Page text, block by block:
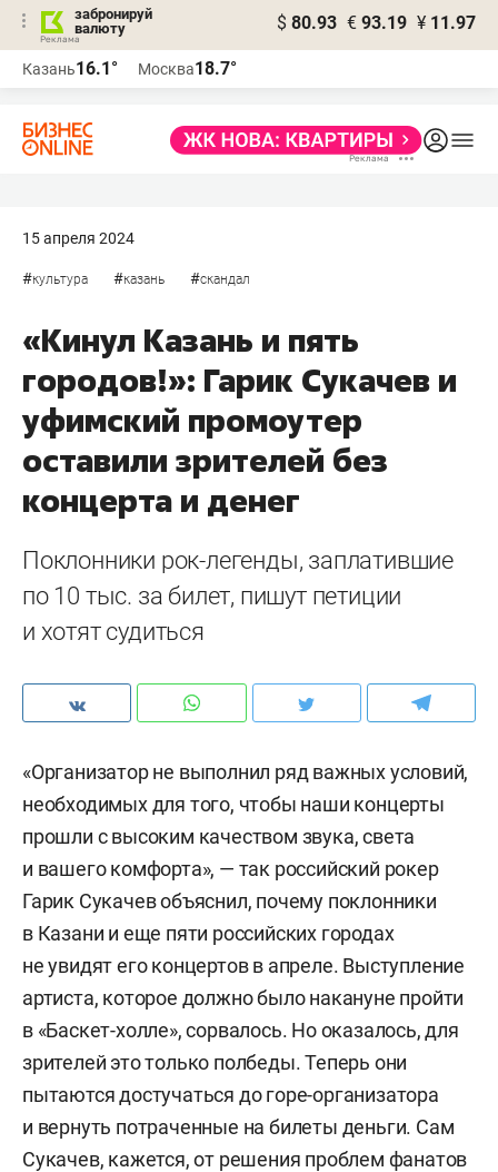
забронируй
валюту
$ 80.93 € 93.19 ¥ 11.97
Казань16.1° Москва18.7°
15 апреля 2024
#культура #казань #скандал
«Кинул Казань и пять
городов!»: Гарик Сукачев и
уфимский промоутер
оставили зрителей без
концерта и денег
Поклонники рок-легенды, заплатившие
по 10 тыс. за билет, пишут петиции
и хотят судиться
«Организатор не выполнил ряд важных условий,
необходимых для того, чтобы наши концерты
прошли с высоким качеством звука, света
и вашего комфорта», — так российский рокер
Гарик Сукачев объяснил, почему поклонники
в Казани и еще пяти российских городах
не увидят его концертов в апреле. Выступление
артиста, которое должно было накануне пройти
в «Баскет-холле», сорвалось. Но оказалось, для
зрителей это только полбеды. Теперь они
пытаются достучаться до горе-организатора
и вернуть потраченные на билеты деньги. Сам
Сукачев, кажется, от решения проблем фанатов